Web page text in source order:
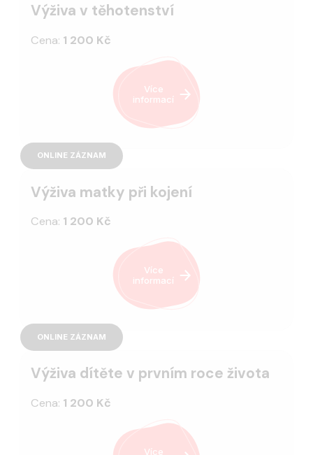
Výživa v těhotenství
Cena: 1 200 Kč
Více
informací
ONLINE ZÁZNAM
Výživa matky při kojení
Cena: 1 200 Kč
Více
informací
ONLINE ZÁZNAM
Výživa dítěte v prvním roce života
Cena: 1 200 Kč
Více